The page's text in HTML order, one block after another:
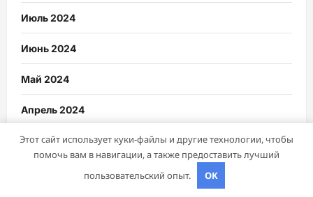
Июль 2024
Июнь 2024
Май 2024
Апрель 2024
Март 2024
Этот сайт использует куки-файлы и другие технологии, чтобы
помочь вам в навигации, а также предоставить лучший
пользовательский опыт.
OK